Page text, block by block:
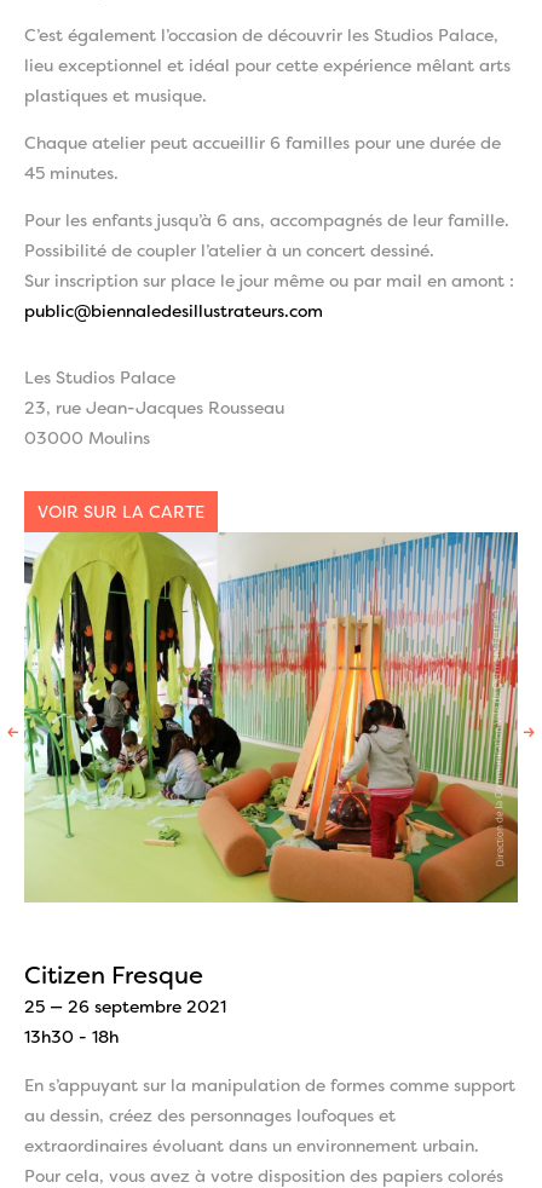
C’est également l’occasion de découvrir les Studios Palace,
lieu exceptionnel et idéal pour cette expérience mêlant arts
plastiques et musique.
Chaque atelier peut accueillir 6 familles pour une durée de
45 minutes.
Pour les enfants jusqu’à 6 ans, accompagnés de leur famille.
Possibilité de coupler l’atelier à un concert dessiné.
Sur inscription sur place le jour même ou par mail en amont :
public@biennaledesillustrateurs.com
Les Studios Palace
23, rue Jean-Jacques Rousseau
03000 Moulins
VOIR SUR LA CARTE
← →
Citizen Fresque
25 — 26 septembre 2021
13h30 - 18h
En s’appuyant sur la manipulation de formes comme support
au dessin, créez des personnages loufoques et
extraordinaires évoluant dans un environnement urbain.
Pour cela, vous avez à votre disposition des papiers colorés